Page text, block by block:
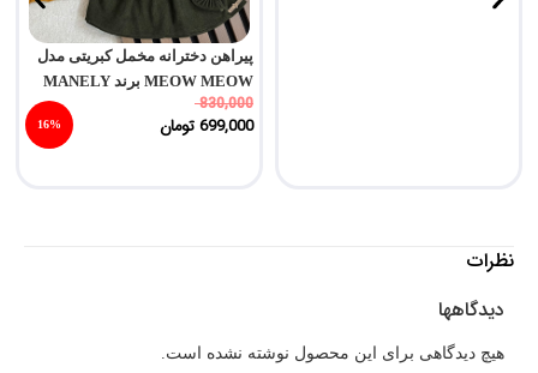
پیراهن دخترانه مخمل کبریتی مدل
MEOW MEOW برند MANELY
830,000
699,000تومان 16%
نظرات
دیدگاهها
هیچ دیدگاهی برای این محصول نوشته نشده است.